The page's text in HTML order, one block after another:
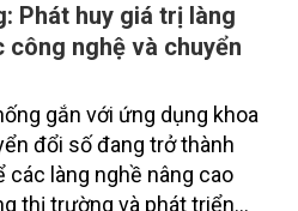
Phát huy giá trị làng
nghệ và chuyển
gắn với ứng dụng khoa
đổi số đang trở thành